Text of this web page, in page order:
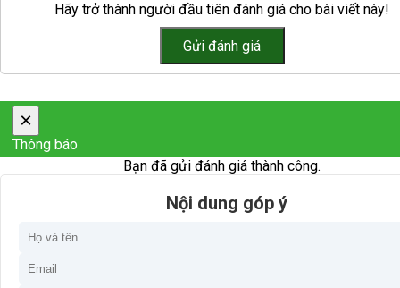
Hãy trở thành người đầu tiên đánh giá cho bài viết này!
×
Thông báo
Bạn đã gửi đánh giá thành công.
Nội dung góp ý